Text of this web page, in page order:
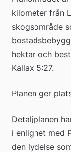
kilometer från
skogsområde
hektar och
Kallax 5:27.
Planen ger
Detaljplanen
i enlighet med
den lydelse